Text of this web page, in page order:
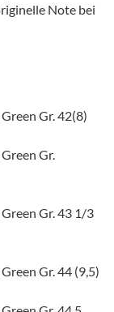
Note bei
Gr. 42(8)
Gr.
Gr. 43 1/3
Gr. 44 (9,5)